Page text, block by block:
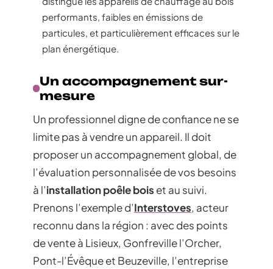
performants, faibles en émissions de
particules, et particulièrement efficaces sur le
plan énergétique.
Un accompagnement sur-
mesure
Un professionnel digne de confiance ne se
limite pas à vendre un appareil. Il doit
proposer un accompagnement global, de
l’évaluation personnalisée de vos besoins
à l’installation poêle bois et au suivi.
Prenons l’exemple d’Interstoves, acteur
reconnu dans la région : avec des points
de vente à Lisieux, Gonfreville l’Orcher,
Pont-l’Évêque et Beuzeville, l’entreprise